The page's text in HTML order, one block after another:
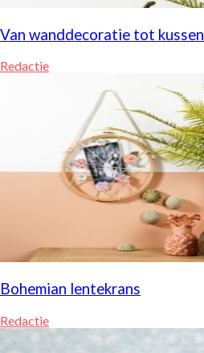
Van wanddecoratie tot kussen
Redactie
Bohemian lentekrans
Redactie